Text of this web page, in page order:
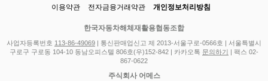
이용약관 전자금융거래약관 개인정보처리방침
한국자동차해체재활용협동조합
사업자등록번호 113-86-49069 | 통신판매업신고 제 2013-서울구로-0566호 | 서울특별시
구로구 구로동 104-10 동남오피스텔 806호(우)152-842 | 카카오톡 문의하기 | 팩스 02-
867-0622
주식회사 어메스